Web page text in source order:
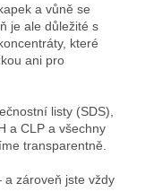
a vůně se
je ale důležité s
které
ani pro
listy (SDS),
a CLP a všechny
transparentně.
a zároveň jste vždy